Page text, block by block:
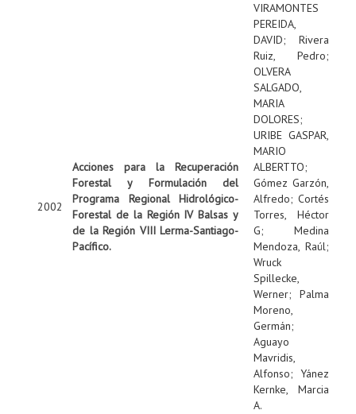
2002
Acciones para la Recuperación
Forestal y Formulación del
Programa Regional Hidrológico-
Forestal de la Región IV Balsas y
de la Región VIII Lerma-Santiago-
Pacífico.
VIRAMONTES
PEREIDA,
DAVID; Rivera
Ruiz, Pedro;
OLVERA
SALGADO,
MARIA
DOLORES;
URIBE GASPAR,
MARIO
ALBERTTO;
Gómez Garzón,
Alfredo; Cortés
Torres, Héctor
G; Medina
Mendoza, Raúl;
Wruck
Spillecke,
Werner; Palma
Moreno,
Germán;
Aguayo
Mavridis,
Alfonso; Yánez
Kernke, Marcia
A.